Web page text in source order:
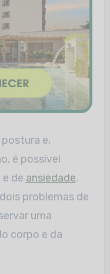
e,
é possível
de ansiedade.
problemas de
uma
corpo e da